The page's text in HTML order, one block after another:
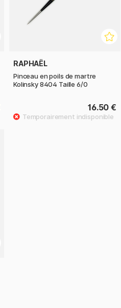
RAPHAËL
Pinceau en poils de martre
Kolinsky 8404 Taille 6/0
16.50 €